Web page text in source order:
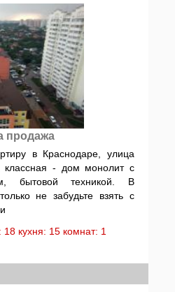
продажа
в Краснодаре, улица
классная - дом монолит с
бытовой техникой. В
не забудьте взять с
кухня: 15 комнат: 1